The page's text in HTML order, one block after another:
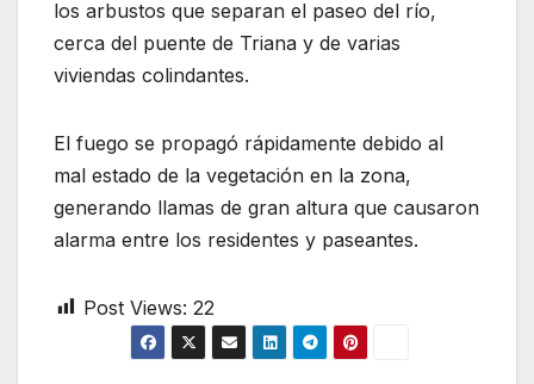
los arbustos que separan el paseo del río,
cerca del puente de Triana y de varias
viviendas colindantes.
El fuego se propagó rápidamente debido al
mal estado de la vegetación en la zona,
generando llamas de gran altura que causaron
alarma entre los residentes y paseantes.
Post Views: 22